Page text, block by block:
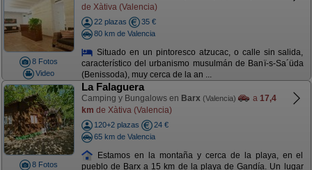
8 Fotos
Video
de Xàtiva (Valencia)
22 plazas
35 €
80 km de Valencia
Situado en un pintoresco atzucac, o calle sin salida,
característico del urbanismo musulmán de Banï-s-Sa´üda
(Benissoda), muy cerca de la an ...
8 Fotos
La Falaguera
Camping y Bungalows en Barx (Valencia) a 17,4
km de Xàtiva (Valencia)
120+2 plazas
24 €
65 km de Valencia
Estamos en la montaña y cerca de la playa, en el
pueblo de Barx a 15 km de la playa de Gandía. Un lugar